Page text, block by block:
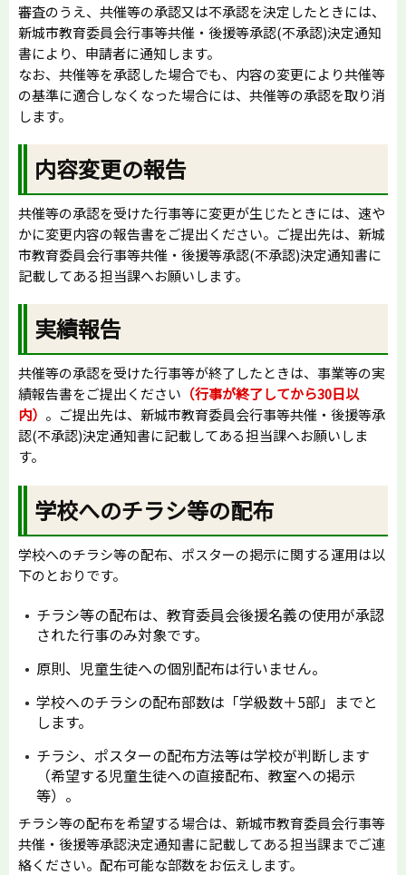
審査のうえ、共催等の承認又は不承認を決定したときには、
新城市教育委員会行事等共催・後援等承認(不承認)決定通知
書により、申請者に通知します。
なお、共催等を承認した場合でも、内容の変更により共催等
の基準に適合しなくなった場合には、共催等の承認を取り消
します。
内容変更の報告
共催等の承認を受けた行事等に変更が生じたときには、速や
かに変更内容の報告書をご提出ください。ご提出先は、新城
市教育委員会行事等共催・後援等承認(不承認)決定通知書に
記載してある担当課へお願いします。
実績報告
共催等の承認を受けた行事等が終了したときは、事業等の実
績報告書をご提出ください （行事が終了してから30日以
内） 。ご提出先は、新城市教育委員会行事等共催・後援等承
認(不承認)決定通知書に記載してある担当課へお願いしま
す。
学校へのチラシ等の配布
学校へのチラシ等の配布、ポスターの掲示に関する運用は以
下のとおりです。
チラシ等の配布は、教育委員会後援名義の使用が承認
された行事のみ対象です。
原則、児童生徒への個別配布は行いません。
学校へのチラシの配布部数は「学級数＋5部」までと
します。
チラシ、ポスターの配布方法等は学校が判断します
（希望する児童生徒への直接配布、教室への掲示
等）。
チラシ等の配布を希望する場合は、新城市教育委員会行事等
共催・後援等承認決定通知書に記載してある担当課までご連
絡ください。配布可能な部数をお伝えします。